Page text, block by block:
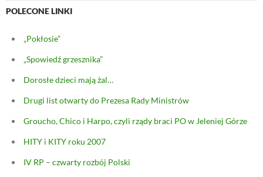
POLECONE LINKI
„Pokłosie”
„Spowiedź grzesznika”
Dorosłe dzieci mają żal…
Drugi list otwarty do Prezesa Rady Ministrów
Groucho, Chico i Harpo, czyli rządy braci PO w Jeleniej Górze
HITY i KITY roku 2007
IV RP – czwarty rozbój Polski